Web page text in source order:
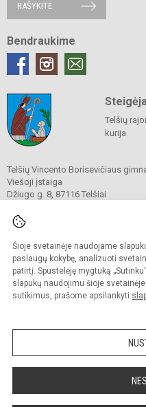
Šioje svetainėje naudojame
paslaugų kokybę, analizuoti
patirtį. Spustelėję mygtuką
slapukų naudojimu šioje
sutikimus, prašome apsilankyti
RAŠYKITE
Bendraukime
Telšių
kurija
Telšių Vincento Borisevičiaus
Viešoji įstaiga
Džiugo g. 8, 87116 Telšiai
El. p.
Duomenys kaupiami ir saugomi
Juridinių asmenų registre
Įmonės kodas 190556414
Kopijuoti turinį be raštiško
Prieinamumo
svetainę